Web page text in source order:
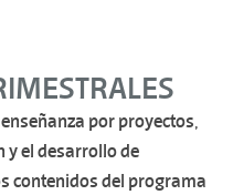
por proyectos,
y el desarrollo de
contenidos del programa